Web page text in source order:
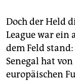
Doch der Held
League war ein
dem Feld
Senegal hat
europäischen